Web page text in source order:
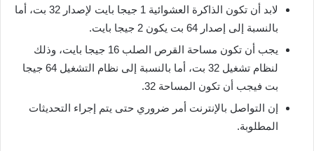
لابد أن تكون الذاكرة العشوائية 1 جيجا بايت لإصدار 32 بت، أما
بالنسبة إلى إصدار 64 بت يكون 2 جيجا بايت.
يجب أن تكون مساحة القرص الصلب 16 جيجا بايت، وذلك
لنظام تشغيل 32 بت، أما بالنسبة إلى نظام التشغيل 64 جيجا
بت فيجب أن تكون المساحة 32.
إن التواصل بالإنترنت أمر ضروري حتى يتم إجراء التحديثات
المطلوبة.